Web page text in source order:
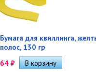
Бумага для квиллинга,
полос, 130 гр
64 ₽